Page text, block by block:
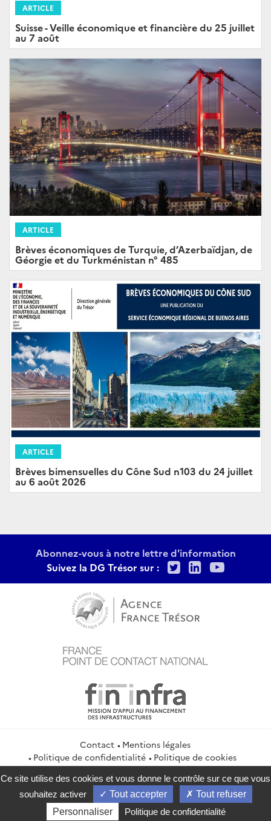
ARTICLE
Suisse - Veille économique et financière du 25 juillet
au 7 août
ARTICLE
Brèves économiques de Turquie, d’Azerbaïdjan, de
Géorgie et du Turkménistan n° 485
ARTICLE
Brèves bimensuelles du Cône Sud n103 du 24 juillet
au 6 août 2026
Abonnez-vous à notre lettre d'information
Suivez la DG Trésor sur :
TwitterLinkedIn
Contact
Mentions légales
Politique de confidentialité
Politique de cookies
Gestion des cookies
Flux RSS
service-public.gouv.fr
legifrance.gouv.fr
info.gouv.fr
data.gouv.fr
Ce site utilise des cookies et vous donne le contrôle sur ce que vous
souhaitez activer
Tout accepter
Tout refuser
Personnaliser
Politique de confidentialité